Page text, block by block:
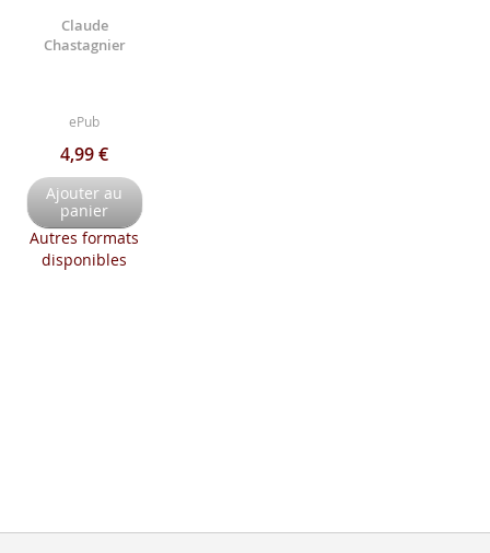
Claude
Chastagnier
ePub
4,99 €
Ajouter au
panier
Autres formats
disponibles